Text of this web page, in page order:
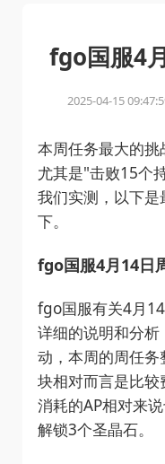
fgo国服4
2025-04-15
本周任务最大的挑
尤其是"击败15个
我们实测，以下
下。
fgo国服4月14日
fgo国服有关4月
详细的说明和分
动，本周的周任
块相对而言是比
消耗的AP相对来
解锁3个圣晶石。